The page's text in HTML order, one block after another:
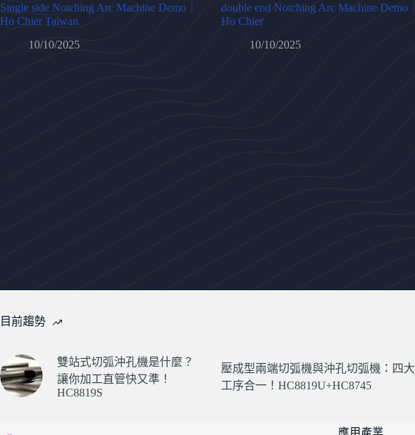
Single side Notching Arc Machine Demo｜
Ho Chier Taiwan
10/10/2025
double end Notching Arc Machine Demo｜
Ho Chier
10/10/2025
目前趨勢
雙站式切弧沖孔機是什麼？
讓你加工直管快又準！
HC8819S
壓成型兩端切弧機與沖孔切弧機：四大
工序合一！HC8819U+HC8745